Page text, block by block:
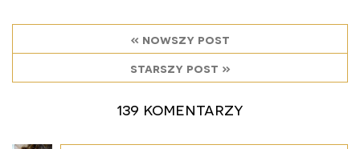
« nowszy post
starszy post »
139 komentarzy